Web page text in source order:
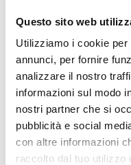
Questo sito web
Utilizziamo i cookie
annunci, per fornire
analizzare il nostro
informazioni sul modo
nostri partner che si
pubblicità e social
con altre informazioni
raccolto dal tuo utilizzo
calo della mortalità
“Un valore aggiunto
Foglietta , Oncologia
Santa Maria di Terni – è
ventaglio terapeutico
chirurgia che consente
di guarire la malattia,
mediche adiuvanti,